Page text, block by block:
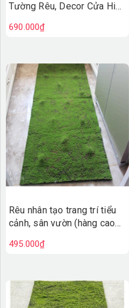
Tường Rêu, Decor Cửa Hiệu
690.000₫
Rêu nhân tạo trang trí tiểu
cảnh, sân vườn (hàng cao
495.000₫